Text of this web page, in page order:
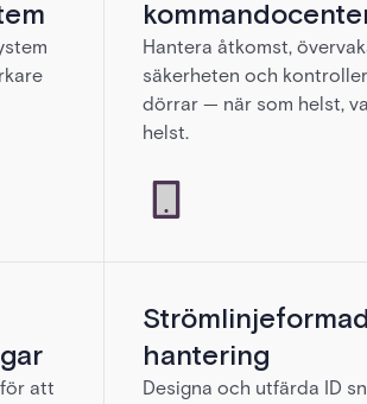
Hantera åtkomst,
säkerheten och
dörrar — när som helst,
helst.
att
hantering
Designa och utfärda ID